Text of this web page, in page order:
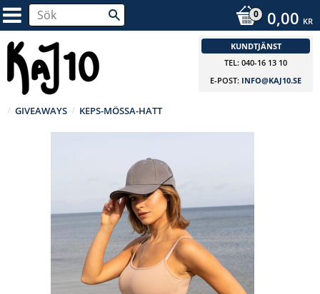
0,00 KR
KUNDTJÄNST
TEL: 040-16 13 10
E-POST: INFO@KAJ10.SE
GIVEAWAYS KEPS-MÖSSA-HATT